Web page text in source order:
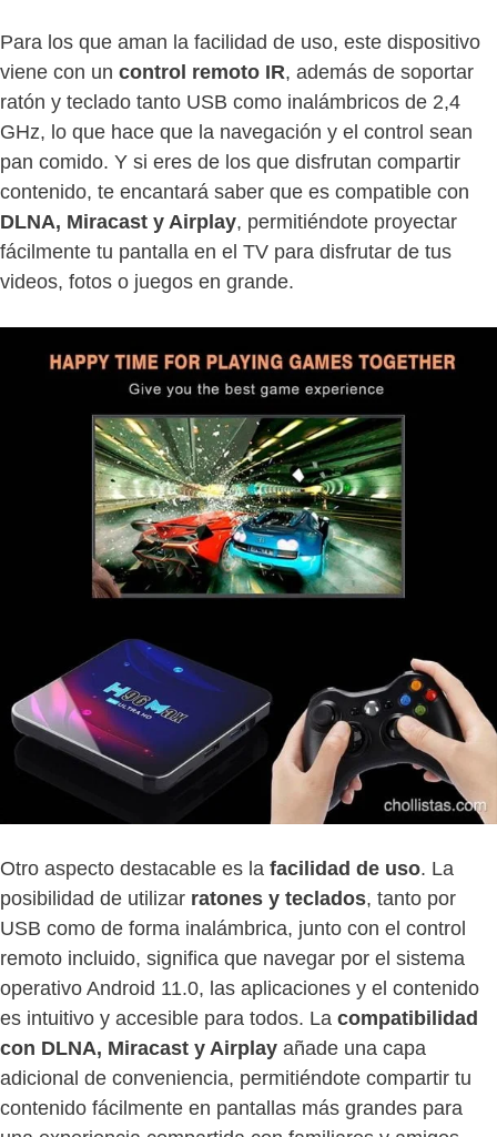
Para los que aman la facilidad de uso, este dispositivo
viene con un control remoto IR, además de soportar
ratón y teclado tanto USB como inalámbricos de 2,4
GHz, lo que hace que la navegación y el control sean
pan comido. Y si eres de los que disfrutan compartir
contenido, te encantará saber que es compatible con
DLNA, Miracast y Airplay, permitiéndote proyectar
fácilmente tu pantalla en el TV para disfrutar de tus
videos, fotos o juegos en grande.
Otro aspecto destacable es la facilidad de uso. La
posibilidad de utilizar ratones y teclados, tanto por
USB como de forma inalámbrica, junto con el control
remoto incluido, significa que navegar por el sistema
operativo Android 11.0, las aplicaciones y el contenido
es intuitivo y accesible para todos. La compatibilidad
con DLNA, Miracast y Airplay añade una capa
adicional de conveniencia, permitiéndote compartir tu
contenido fácilmente en pantallas más grandes para